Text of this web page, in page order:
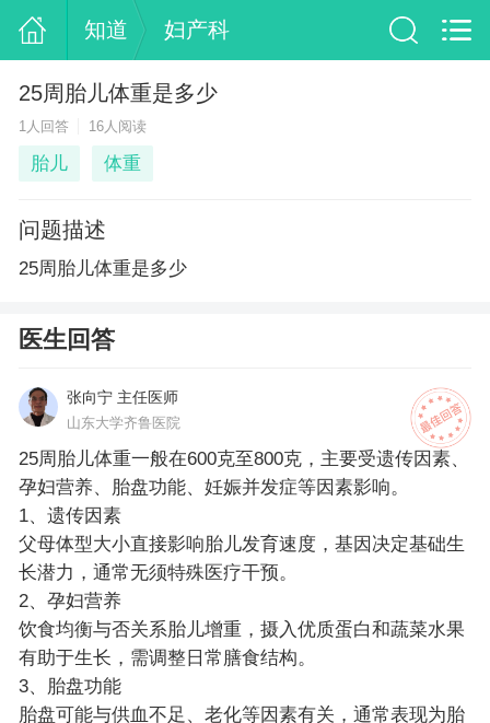
知道 妇产科
25周胎儿体重是多少
1人回答 16人阅读
胎儿 体重
问题描述
25周胎儿体重是多少
医生回答
张向宁 主任医师
山东大学齐鲁医院
25周胎儿体重一般在600克至800克，主要受遗传因素、
孕妇营养、胎盘功能、妊娠并发症等因素影响。
1、遗传因素
父母体型大小直接影响胎儿发育速度，基因决定基础生
长潜力，通常无须特殊医疗干预。
2、孕妇营养
饮食均衡与否关系胎儿增重，摄入优质蛋白和蔬菜水果
有助于生长，需调整日常膳食结构。
3、胎盘功能
胎盘可能与供血不足、老化等因素有关，通常表现为胎